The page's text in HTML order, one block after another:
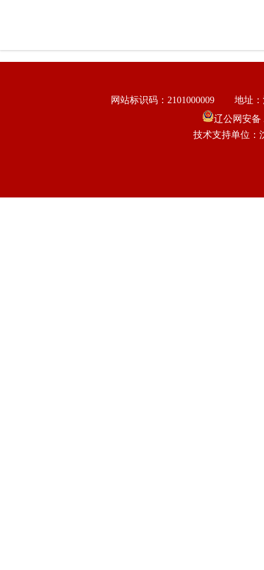
网站标识码：2101000009
地址
辽公网安备
技术支持单位：